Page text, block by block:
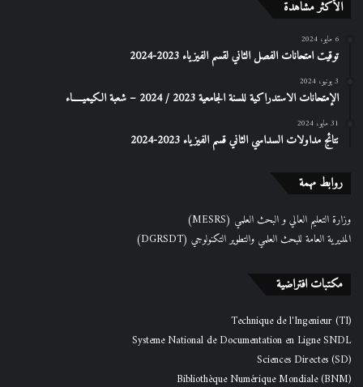
الأكثر مشاهدة
6 مايو، 2024
توقيت امتحانات الفصل الثاني لقسم الفيزياء 2023-2024
3 يونيو، 2024
الإمتحانات الاستدراكیة للسنة الجامعیة 2023 / 2024 – شعبة الكیمیـــــاء
31 مايو، 2024
نتائج مداولات السداسي الثاني قسم الفيزياء 2023-2024
روابط مهمة
وزارة التعليم العالي و البحث العلمي (MESRS)
المديرية العامة للبحث العلمي والتطوير التكنولوجي (DGRSDT)
مكتبات افتراضية
Technique de l'Ingenieur (TI)
Systeme National de Documentation en Ligne SNDL
Sciences Directes (SD)
Bibliothèque Numérique Mondiale (BNM)